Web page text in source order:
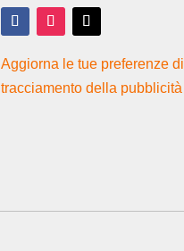
Aggiorna le tue preferenze di
tracciamento della pubblicità